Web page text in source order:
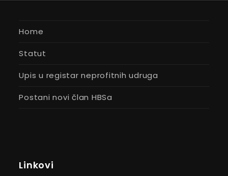
Home
Statut
Upis u registar neprofitnih udruga
Postani novi član HBSa
Linkovi